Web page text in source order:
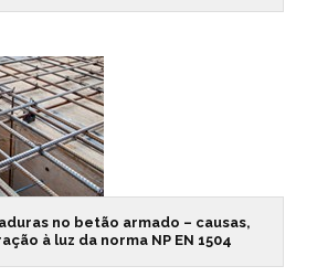
no betão armado – causas,
à luz da norma NP EN 1504